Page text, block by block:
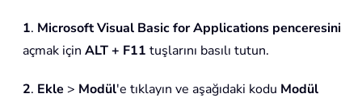
1. Microsoft Visual Basic for Applications penceresini
açmak için ALT + F11 tuşlarını basılı tutun.
2. Ekle > Modül'e tıklayın ve aşağıdaki kodu Modül